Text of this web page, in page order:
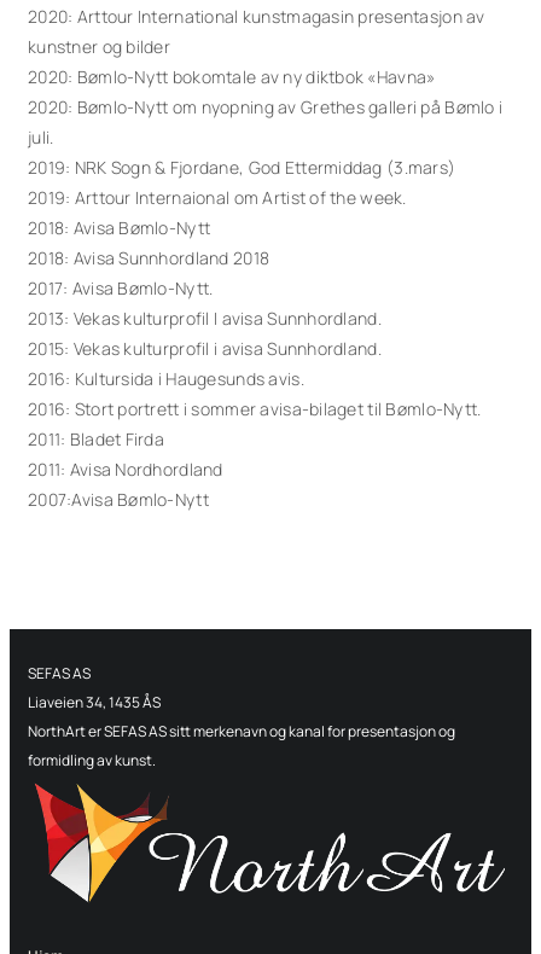
2020: Arttour International kunstmagasin presentasjon av
kunstner og bilder
2020: Bømlo-Nytt bokomtale av ny diktbok «Havna»
2020: Bømlo-Nytt om nyopning av Grethes galleri på Bømlo i
juli.
2019: NRK Sogn & Fjordane, God Ettermiddag (3.mars)
2019: Arttour Internaional om Artist of the week.
2018: Avisa Bømlo-Nytt
2018: Avisa Sunnhordland 2018
2017: Avisa Bømlo-Nytt.
2013: Vekas kulturprofil I avisa Sunnhordland.
2015: Vekas kulturprofil i avisa Sunnhordland.
2016: Kultursida i Haugesunds avis.
2016: Stort portrett i sommer avisa-bilaget til Bømlo-Nytt.
2011: Bladet Firda
2011: Avisa Nordhordland
2007:Avisa Bømlo-Nytt
SEFAS AS
Liaveien 34, 1435 ÅS
NorthArt er SEFAS AS sitt merkenavn og kanal for presentasjon og
formidling av kunst.